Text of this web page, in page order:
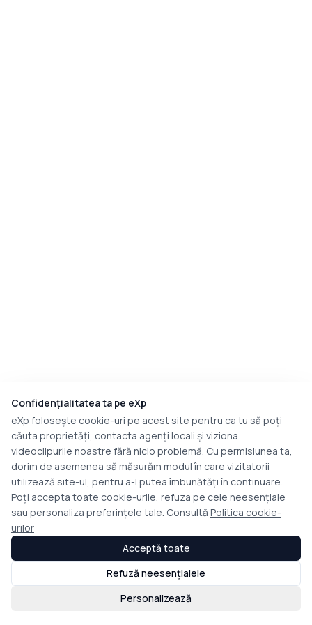
Confidențialitatea ta pe eXp
eXp folosește cookie-uri pe acest site pentru ca tu să poți
căuta proprietăți, contacta agenți locali și viziona
videoclipurile noastre fără nicio problemă. Cu permisiunea ta,
dorim de asemenea să măsurăm modul în care vizitatorii
utilizează site-ul, pentru a-l putea îmbunătăți în continuare.
Poți accepta toate cookie-urile, refuza pe cele neesențiale
sau personaliza preferințele tale. Consultă Politica cookie-
urilor
Personalizează
Refuză neesențialele
Acceptă toate